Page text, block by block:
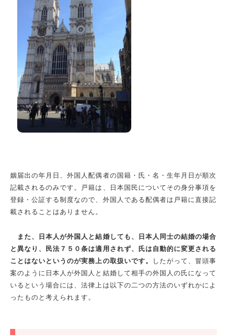
姻届出の年月日、外国人配偶者の国籍・氏・名・生年月日が順次
記載されるのみです。戸籍は、日本国民についてその身分事項を
登録・公証する制度なので、外国人である配偶者は戸籍に直接記
載されることはありません。
また、日本人が外国人と結婚しても、日本人同士の結婚の場合
と異なり、民法７５０条は適用されず、氏は自動的に変更される
ことはないというのが実務上の取扱いです。
したがって、冒頭事
案のように日本人が外国人と結婚して相手の外国人の氏になって
いるという場合には、法律上は以下の二つの方法のいずれかによ
ったものと考えられます。